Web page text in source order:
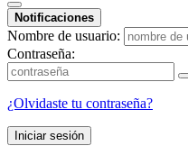
Notificaciones
Nombre de usuario:
Contraseña:
¿Olvidaste tu contraseña?
Iniciar sesión